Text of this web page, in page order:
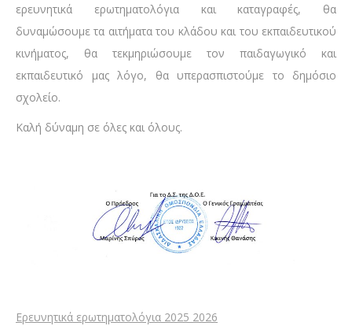
ερευνητικά ερωτηματολόγια και καταγραφές, θα
δυναμώσουμε τα αιτήματα του κλάδου και του εκπαιδευτικού
κινήματος, θα τεκμηριώσουμε τον παιδαγωγικό και
εκπαιδευτικό μας λόγο, θα υπερασπιστούμε το δημόσιο
σχολείο.
Καλή δύναμη σε όλες και όλους.
Ερευνητικά ερωτηματολόγια 2025 2026